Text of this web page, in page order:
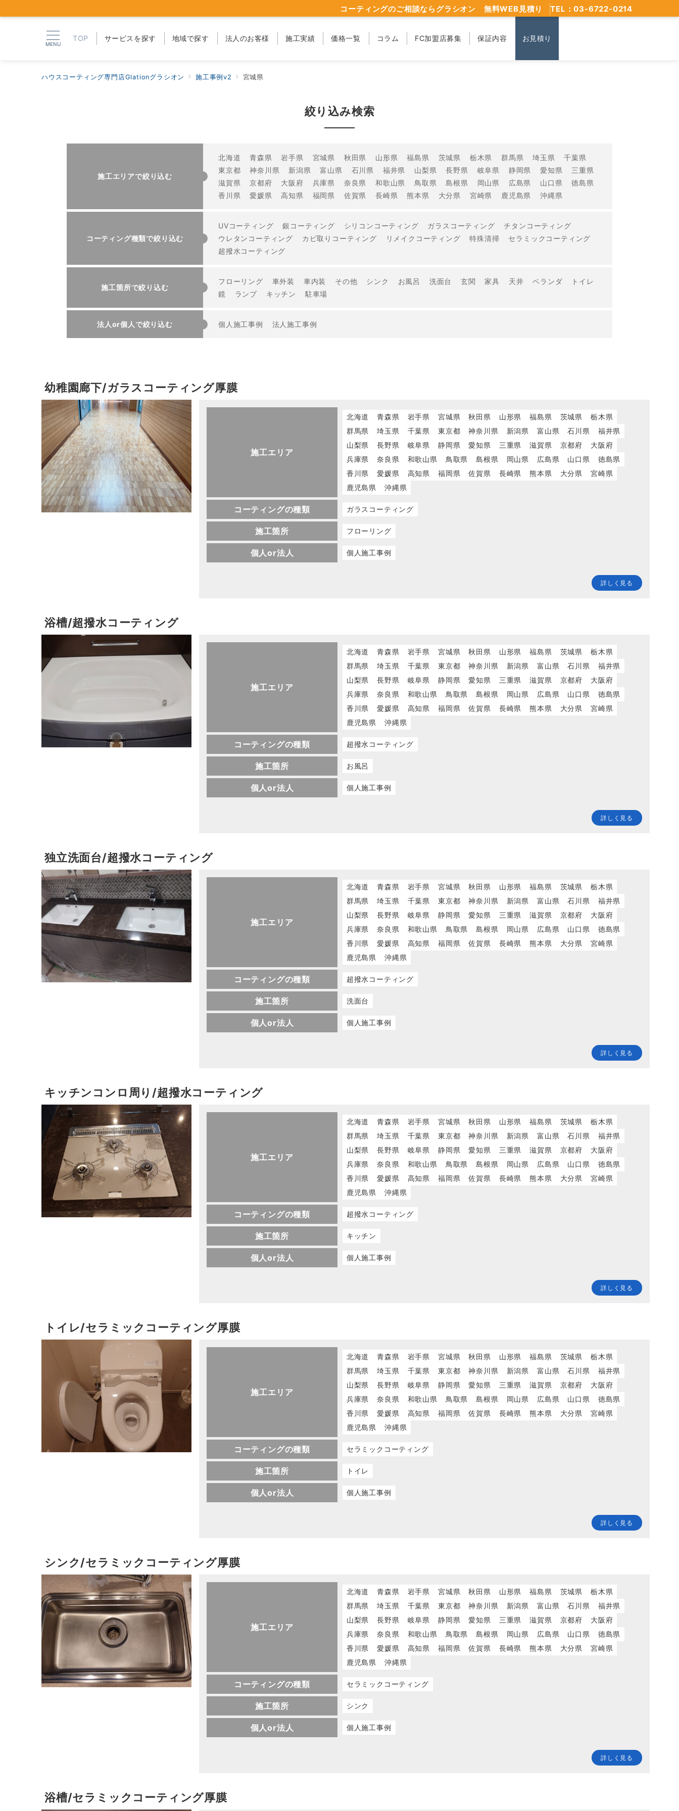
MENU
TOP サービスを探す 地域で探す 法人のお客様 施工実績 価格一覧 コラム FC加盟店募集 保証内容 お見積り
コーティングのご相談ならグラシオン 無料WEB見積り TEL：03-6722-0214
ハウスコーティング専門店Glationグラシオン 施工事例v2 宮城県
絞り込み検索
施工エリアで絞り込む
北海道 青森県 岩手県 宮城県 秋田県 山形県 福島県 茨城県 栃木県 群馬県 埼玉県
千葉県
東京都
神奈川県 新潟県 富山県 石川県 福井県 山梨県 長野県 岐阜県 静岡県 愛知県
三重県
滋賀県
京都府 大阪府 兵庫県 奈良県 和歌山県 鳥取県 島根県 岡山県 広島県 山口県
徳島県
香川県
愛媛県 高知県 福岡県 佐賀県 長崎県 熊本県 大分県 宮崎県 鹿児島県 沖縄県
コーティング種類で絞り込む
UVコーティング 銀コーティング シリコンコーティング ガラスコーティング
チタンコーティング
ウレタンコーティング
カビ取りコーティング リメイクコーティング 特殊清掃
セラミックコーティング
超撥水コーティング
施工箇所で絞り込む
フローリング 車外装 車内装 その他 シンク お風呂 洗面台 玄関 家具 天井 ベランダ
トイレ
鏡
ランプ キッチン 駐車場
法人or個人で絞り込む 個人施工事例 法人施工事例
幼稚園廊下/ガラスコーティング厚膜
施工エリア
北海道 青森県 岩手県 宮城県 秋田県 山形県 福島県 茨城県
栃木県
群馬県
埼玉県 千葉県 東京都 神奈川県 新潟県 富山県 石川県
福井県
山梨県
長野県 岐阜県 静岡県 愛知県 三重県 滋賀県 京都府
大阪府
兵庫県
奈良県 和歌山県 鳥取県 島根県 岡山県 広島県 山口県
徳島県
香川県
愛媛県 高知県 福岡県 佐賀県 長崎県 熊本県 大分県
宮崎県
鹿児島県
沖縄県
コーティングの種類 ガラスコーティング
施工箇所 フローリング
個人or法人 個人施工事例
詳しく見る
浴槽/超撥水コーティング
施工エリア
北海道 青森県 岩手県 宮城県 秋田県 山形県 福島県 茨城県
栃木県
群馬県
埼玉県 千葉県 東京都 神奈川県 新潟県 富山県 石川県
福井県
山梨県
長野県 岐阜県 静岡県 愛知県 三重県 滋賀県 京都府
大阪府
兵庫県
奈良県 和歌山県 鳥取県 島根県 岡山県 広島県 山口県
徳島県
香川県
愛媛県 高知県 福岡県 佐賀県 長崎県 熊本県 大分県
宮崎県
鹿児島県
沖縄県
コーティングの種類 超撥水コーティング
施工箇所 お風呂
個人or法人 個人施工事例
詳しく見る
独立洗面台/超撥水コーティング
施工エリア
北海道 青森県 岩手県 宮城県 秋田県 山形県 福島県 茨城県
栃木県
群馬県
埼玉県 千葉県 東京都 神奈川県 新潟県 富山県 石川県
福井県
山梨県
長野県 岐阜県 静岡県 愛知県 三重県 滋賀県 京都府
大阪府
兵庫県
奈良県 和歌山県 鳥取県 島根県 岡山県 広島県 山口県
徳島県
香川県
愛媛県 高知県 福岡県 佐賀県 長崎県 熊本県 大分県
宮崎県
鹿児島県
沖縄県
コーティングの種類 超撥水コーティング
施工箇所 洗面台
個人or法人 個人施工事例
詳しく見る
キッチンコンロ周り/超撥水コーティング
施工エリア
北海道 青森県 岩手県 宮城県 秋田県 山形県 福島県 茨城県
栃木県
群馬県
埼玉県 千葉県 東京都 神奈川県 新潟県 富山県 石川県
福井県
山梨県
長野県 岐阜県 静岡県 愛知県 三重県 滋賀県 京都府
大阪府
兵庫県
奈良県 和歌山県 鳥取県 島根県 岡山県 広島県 山口県
徳島県
香川県
愛媛県 高知県 福岡県 佐賀県 長崎県 熊本県 大分県
宮崎県
鹿児島県
沖縄県
コーティングの種類 超撥水コーティング
施工箇所 キッチン
個人or法人 個人施工事例
詳しく見る
トイレ/セラミックコーティング厚膜
施工エリア
北海道 青森県 岩手県 宮城県 秋田県 山形県 福島県 茨城県
栃木県
群馬県
埼玉県 千葉県 東京都 神奈川県 新潟県 富山県 石川県
福井県
山梨県
長野県 岐阜県 静岡県 愛知県 三重県 滋賀県 京都府
大阪府
兵庫県
奈良県 和歌山県 鳥取県 島根県 岡山県 広島県 山口県
徳島県
香川県
愛媛県 高知県 福岡県 佐賀県 長崎県 熊本県 大分県
宮崎県
鹿児島県
沖縄県
コーティングの種類 セラミックコーティング
施工箇所 トイレ
個人or法人 個人施工事例
詳しく見る
シンク/セラミックコーティング厚膜
施工エリア
北海道 青森県 岩手県 宮城県 秋田県 山形県 福島県 茨城県
栃木県
群馬県
埼玉県 千葉県 東京都 神奈川県 新潟県 富山県 石川県
福井県
山梨県
長野県 岐阜県 静岡県 愛知県 三重県 滋賀県 京都府
大阪府
兵庫県
奈良県 和歌山県 鳥取県 島根県 岡山県 広島県 山口県
徳島県
香川県
愛媛県 高知県 福岡県 佐賀県 長崎県 熊本県 大分県
宮崎県
鹿児島県
沖縄県
コーティングの種類 セラミックコーティング
施工箇所 シンク
個人or法人 個人施工事例
詳しく見る
浴槽/セラミックコーティング厚膜